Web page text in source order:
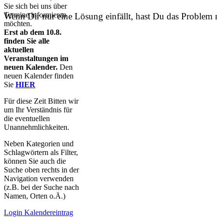
Wenn Dir nur eine Lösung einfällt, hast Du das
Sie sich bei uns über
Termine informieren
möchten.
Erst ab dem 10.8.
finden Sie alle
aktuellen
Veranstaltungen im
neuen Kalender. Den
neuen Kalender finden
Sie HIER
Für diese Zeit Bitten wir
um Ihr Verständnis für
die eventuellen
Unannehmlichkeiten.
Neben Kategorien und
Schlagwörtern als Filter,
können Sie auch die
Suche oben rechts in der
Navigation verwenden
(z.B. bei der Suche nach
Namen, Orten o.Ä.)
Login Kalendereintrag